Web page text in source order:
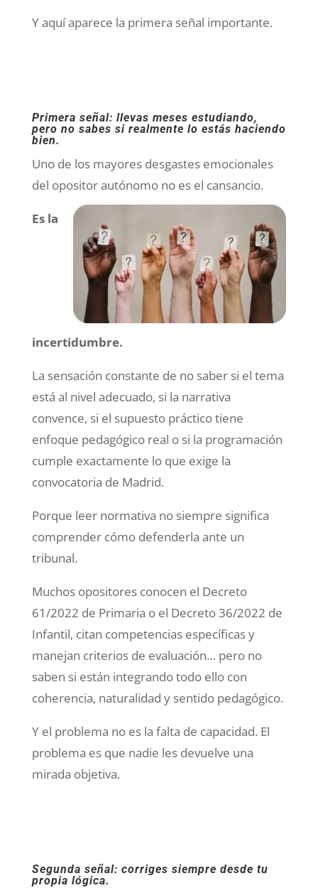
Y aquí aparece la primera señal importante.
Primera señal: llevas meses estudiando,
pero no sabes si realmente lo estás haciendo
bien.
Uno de los mayores desgastes emocionales
del opositor autónomo no es el cansancio.
Es la
incertidumbre.
La sensación constante de no saber si el tema
está al nivel adecuado, si la narrativa
convence, si el supuesto práctico tiene
enfoque pedagógico real o si la programación
cumple exactamente lo que exige la
convocatoria de Madrid.
Porque leer normativa no siempre significa
comprender cómo defenderla ante un
tribunal.
Muchos opositores conocen el Decreto
61/2022 de Primaria o el Decreto 36/2022 de
Infantil, citan competencias específicas y
manejan criterios de evaluación… pero no
saben si están integrando todo ello con
coherencia, naturalidad y sentido pedagógico.
Y el problema no es la falta de capacidad. El
problema es que nadie les devuelve una
mirada objetiva.
Segunda señal: corriges siempre desde tu
propia lógica.